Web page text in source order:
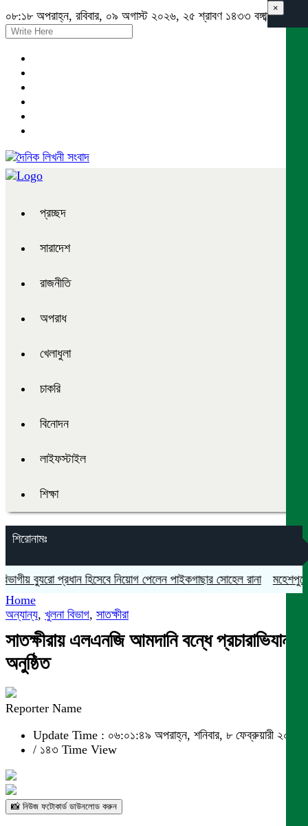
০৮:১৮ অপরাহ্ন, রবিবার, ০৯ অগাস্ট ২০২৬, ২৫ শ্রাবণ ১৪৩৩ বঙ্গাব্দ
প্রচ্ছদ
সারাদেশ
রাজনীতি
অপরাধ
খেলাধুলা
চাকরি
বিনোদন
লাইফস্টাইল
শিক্ষা
শিরোনামঃ
ব্যুরো প্রধান হিসেবে নিয়োগ পেলেন পাইকগাছার সোহেল রানা মহেশপুরে
×
Home
অন্যান্য, খুলনা বিভাগ, সাতক্ষীরা
সাতক্ষীরায় এলএনজি আমদানি বন্ধে প্রচারাভিযান
অনুষ্ঠিত
Reporter Name
Update Time : ০৬:০১:৪৯ অপরাহ্ন, শনিবার, ৮ ফেব্রুয়ারী ২০২৫
/ ১৪৩ Time View
📸 নিউজ ফটোকার্ড ডাউনলোড করুন